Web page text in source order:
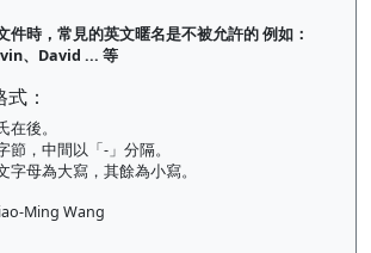
件時，常見的英文暱名是不被允許的 例如：
、David ... 等
：
後。
，中間以「-」分隔。
母為大寫，其餘為小寫。
Ming Wang